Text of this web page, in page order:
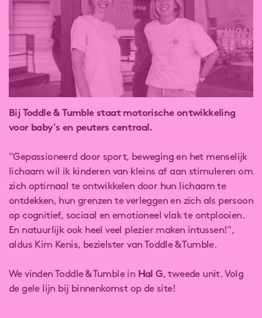
Bij Toddle & Tumble staat motorische ontwikkeling
voor baby's en peuters centraal.
"Gepassioneerd door sport, beweging en het menselijk
lichaam wil ik kinderen van kleins af aan stimuleren om
zich optimaal te ontwikkelen door hun lichaam te
ontdekken, hun grenzen te verleggen en zich als persoon
op cognitief, sociaal en emotioneel vlak te ontplooien.
En natuurlijk ook heel veel plezier maken intussen!",
aldus Kim Kenis, bezielster van Toddle & Tumble.
We vinden Toddle & Tumble in Hal G, tweede unit. Volg
de gele lijn bij binnenkomst op de site!